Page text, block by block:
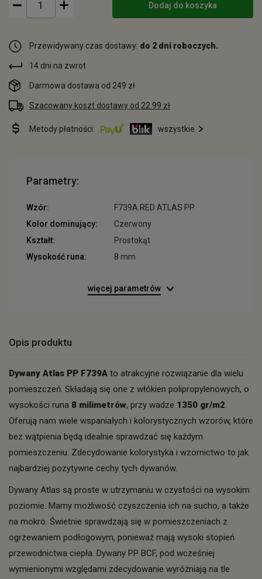
Dodaj do koszyka
Przewidywany czas dostawy: do 2 dni roboczych.
14 dni na zwrot
Darmowa dostawa od 249 zł
Szacowany koszt dostawy od 22.99 zł
Metody płatności: wszystkie
Parametry:
Wzór:
F739A RED ATLAS PP
Kolor dominujący:
Czerwony
Kształt:
Prostokąt
Wysokość runa:
8 mm
więcej parametrów
Opis produktu
Dywany Atlas PP F739A to atrakcyjne rozwiązanie dla wielu
pomieszczeń. Składają się one z włókien polipropylenowych, o
wysokości runa 8 milimetrów, przy wadze 1350 gr/m2.
Oferują nam wiele wspaniałych i kolorystycznych wzorów, które
bez wątpienia będą idealnie sprawdzać się każdym
pomieszczeniu. Zdecydowanie kolorystyka i wzornictwo to jak
najbardziej pozytywne cechy tych dywanów.
Dywany Atlas są proste w utrzymaniu w czystości na wysokim
poziomie. Mamy możliwość czyszczenia ich na sucho, a także
na mokro. Świetnie sprawdzają się w pomieszczeniach z
ogrzewaniem podłogowym, ponieważ mają wysoki stopień
przewodnictwa ciepła. Dywany PP BCF, pod wcześniej
wymienionymi względami zdecydowanie wyróżniają na tle